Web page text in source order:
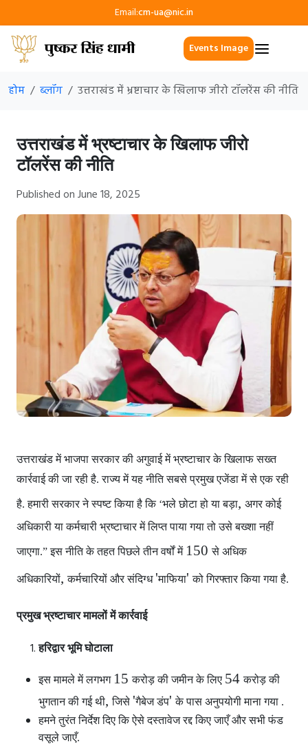
Email:cm-ua@nic.in
Events Image
होम ब्लॉग उत्तराखंड में भ्रष्टाचार के खिलाफ जीरो टॉलरेंस की नीति
उत्तराखंड में भ्रष्टाचार के खिलाफ जीरो
टॉलरेंस की नीति
Published on June 18, 2025
उत्तराखंड में भाजपा सरकार की अगुवाई में भ्रष्टाचार के खिलाफ सख्त
कार्रवाई की जा रही है. राज्य में यह नीति सबसे प्रमुख एजेंडा में से एक रही
है. हमारी सरकार ने स्पष्ट किया है कि ‘भले छोटा हो या बड़ा, अगर कोई
अधिकारी या कर्मचारी भ्रष्टाचार में लिप्त पाया गया तो उसे बख्शा नहीं
जाएगा.” इस नीति के तहत पिछले तीन वर्षों में 150से अधिक
अधिकारियों,कर्मचारियों और संदिग्ध 'माफिया'को गिरफ्तार किया गया है.
प्रमुख भ्रष्टाचार मामलों में कार्रवाई
हरिद्वार भूमि घोटाला
इस मामले में लगभग 15करोड़ की जमीन के लिए 54करोड़ की
भुगतान की गई थी,जिसे 'गैबेज डंप'के पास अनुपयोगी माना गया .
हमने तुरंत निर्देश दिए कि ऐसे दस्तावेज रद्द किए जाएँ और सभी फंड
वसूले जाएँ.